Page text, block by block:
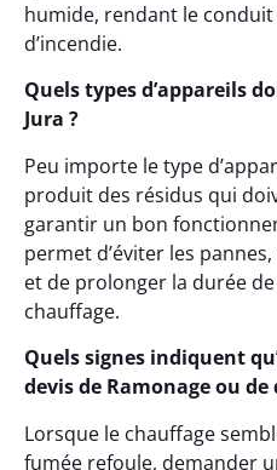
humide, rendant le
d’incendie.
Quels types d’appareils
Jura ?
Peu importe le type
produit des résidus qui
garantir un bon
permet d’éviter les
et de prolonger la durée
chauffage.
Quels signes indiquent
devis de Ramonage ou de
Lorsque le chauffage
fumée refoule, demander